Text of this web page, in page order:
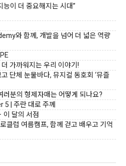
이 더 중요해지는 시대”
와 함께, 개발을 넘어 더 넓은 역량
가까워지는 우리 이야기!
단체 눈물바다, 뮤지컬 동호회 ‘뮤즐
분의 형제자매는 어떻게 되나요?
5 | 주란 대로 주께
이 달의 서점
클럽 여름캠프, 함께 걷고 배우고 기억